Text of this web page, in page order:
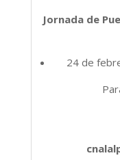
Jornada de
24 de